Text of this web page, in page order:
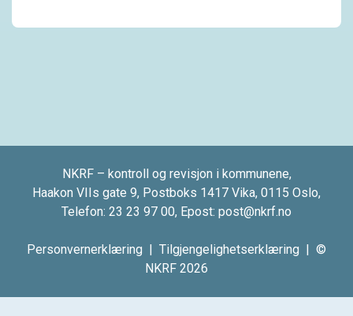
NKRF – kontroll og revisjon i kommunene,
Haakon VIIs gate 9, Postboks 1417 Vika, 0115 Oslo,
Telefon: 23 23 97 00, Epost: post@nkrf.no
Personvernerklæring | Tilgjengelighetserklæring | ©
NKRF 2026